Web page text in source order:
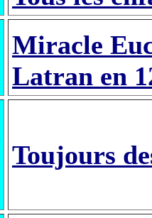
Miracle
Latran en
Toujours